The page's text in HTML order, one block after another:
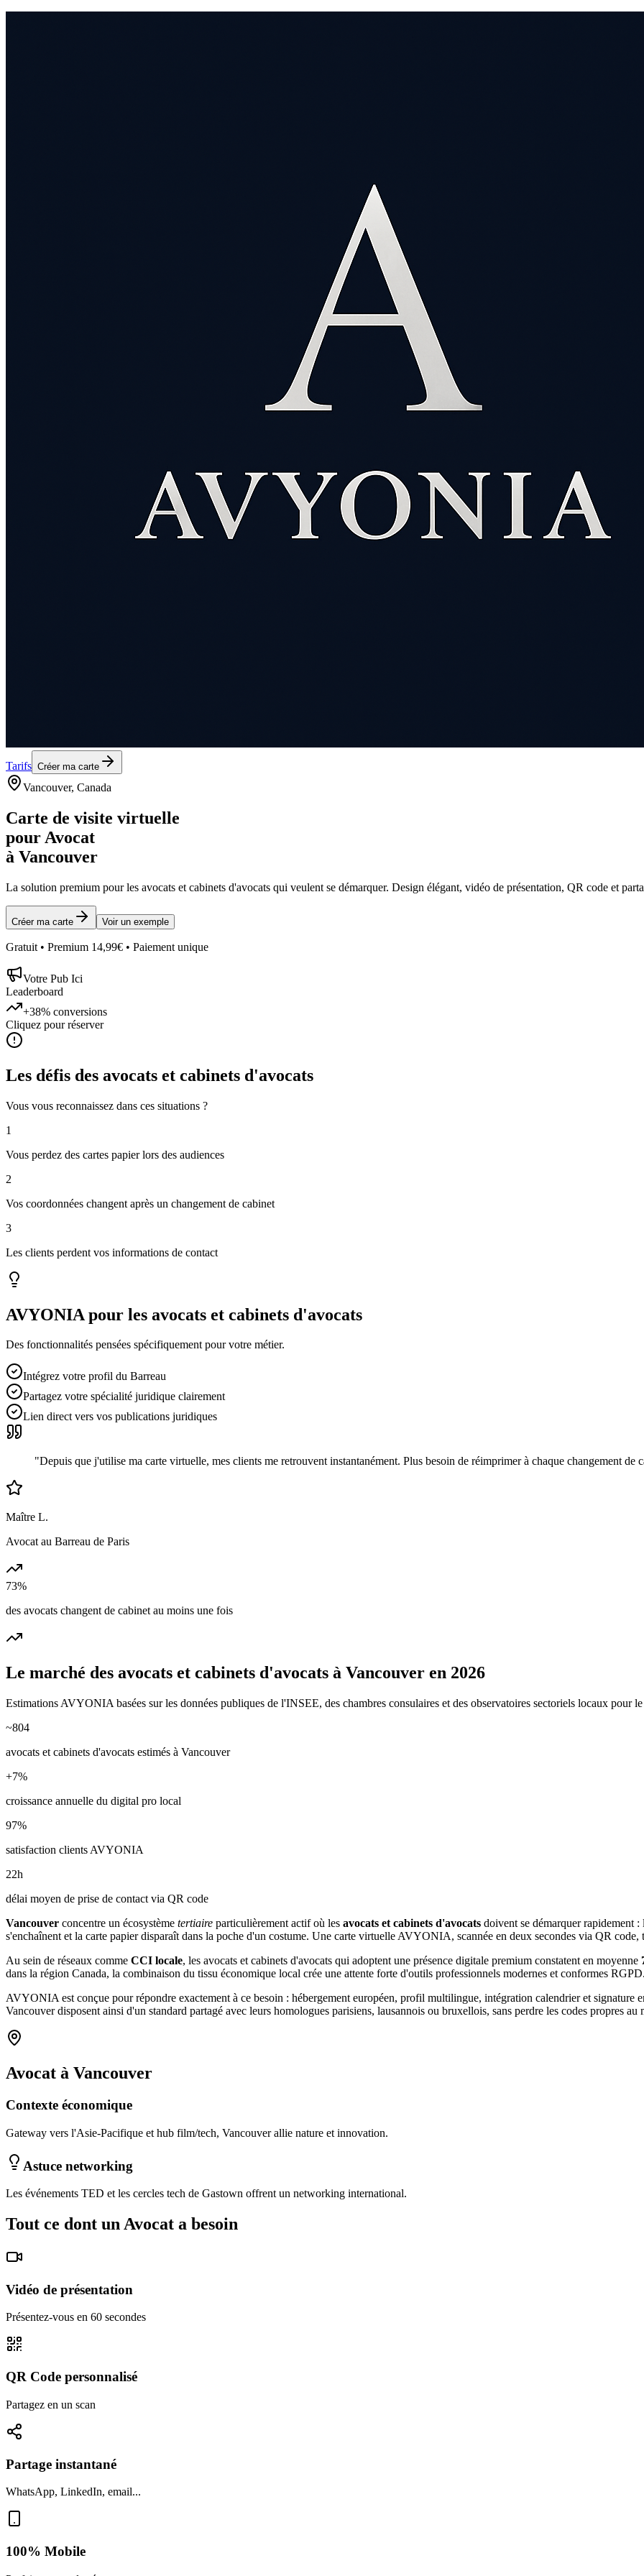
Tarifs Créer ma carte
Vancouver, Canada
Carte de visite virtuelle
pour Avocat
à Vancouver
La solution premium pour les avocats et cabinets d'avocats qui veulent se démarquer. Design élégant, vidéo de présentation, QR code et
Créer ma carte Voir un exemple
Gratuit • Premium 14,99€ • Paiement unique
Votre Pub Ici
Leaderboard
+38% conversions
Cliquez pour réserver
Les défis des avocats et cabinets d'avocats
Vous vous reconnaissez dans ces situations ?
1
Vous perdez des cartes papier lors des audiences
2
Vos coordonnées changent après un changement de cabinet
3
Les clients perdent vos informations de contact
AVYONIA pour les avocats et cabinets d'avocats
Des fonctionnalités pensées spécifiquement pour votre métier.
Intégrez votre profil du Barreau
Partagez votre spécialité juridique clairement
Lien direct vers vos publications juridiques
"Depuis que j'utilise ma carte virtuelle, mes clients me retrouvent instantanément. Plus besoin de réimprimer à chaque changement de
Maître L.
Avocat au Barreau de Paris
73%
des avocats changent de cabinet au moins une fois
Le marché des avocats et cabinets d'avocats à Vancouver en 2026
Estimations AVYONIA basées sur les données publiques de l'INSEE, des chambres consulaires et des observatoires sectoriels locaux pour
~804
avocats et cabinets d'avocats estimés à Vancouver
+7%
croissance annuelle du digital pro local
97%
satisfaction clients AVYONIA
22h
délai moyen de prise de contact via QR code
Vancouver concentre un écosystème tertiaire particulièrement actif où les avocats et cabinets d'avocats doivent se démarquer rapidement :
s'enchaînent et la carte papier disparaît dans la poche d'un costume. Une carte virtuelle AVYONIA, scannée en deux secondes via QR
Au sein de réseaux comme CCI locale, les avocats et cabinets d'avocats qui adoptent une présence digitale premium constatent en moyenne
dans la région Canada, la combinaison du tissu économique local crée une attente forte d'outils professionnels modernes et conformes RGPD.
AVYONIA est conçue pour répondre exactement à ce besoin : hébergement européen, profil multilingue, intégration calendrier et signature
Vancouverdisposent ainsi d'un standard partagé avec leurs homologues parisiens, lausannois ou bruxellois, sans perdre les codes propres au
Avocat à Vancouver
Contexte économique
Gateway vers l'Asie-Pacifique et hub film/tech, Vancouver allie nature et innovation.
Astuce networking
Les événements TED et les cercles tech de Gastown offrent un networking international.
Tout ce dont un Avocat a besoin
Vidéo de présentation
Présentez-vous en 60 secondes
QR Code personnalisé
Partagez en un scan
Partage instantané
WhatsApp, LinkedIn, email...
100% Mobile